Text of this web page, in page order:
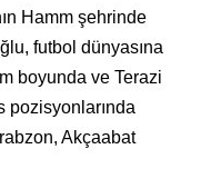
Hamm şehrinde
futbol dünyasına
boyunda ve Terazi
pozisyonlarında
Akçaabat